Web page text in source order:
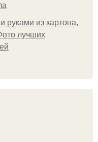
руками из картона,
лучших